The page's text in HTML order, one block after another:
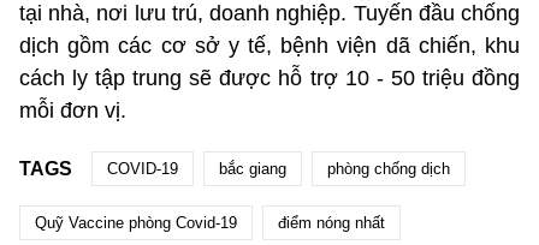
tại nhà, nơi lưu trú, doanh nghiệp. Tuyến đầu chống
dịch gồm các cơ sở y tế, bệnh viện dã chiến, khu
cách ly tập trung sẽ được hỗ trợ 10 - 50 triệu đồng
mỗi đơn vị.
TAGS COVID-19 bắc giang phòng chống dịch
Quỹ Vaccine phòng Covid-19 điểm nóng nhất